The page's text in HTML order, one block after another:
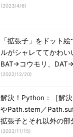
(2023/4/6)
「拡張子」をドット
ルがシャレててかわ
BAT→コウモリ、
(2022/12/20)
解決！Python：［解
やPath.stem／
拡張子とそれ以外の部
(2022/11/15)